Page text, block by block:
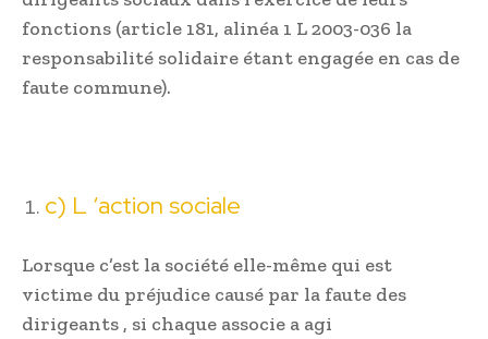
fonctions (article 181, alinéa 1 L 2003-036 la
responsabilité solidaire étant engagée en cas de
faute commune).
c) L ‘action sociale
Lorsque c’est la société elle-même qui est
victime du préjudice causé par la faute des
dirigeants , si chaque associe a agi